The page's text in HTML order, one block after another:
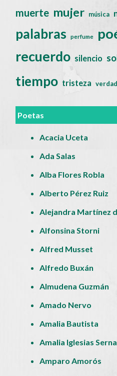
muerte mujer música
palabras perfume
recuerdo silencio
tiempo tristeza verdad
Poetas
Acacia Uceta
Ada Salas
Alba Flores Robla
Alberto Pérez Ruiz
Alejandra Martínez
Alfonsina Storni
Alfred Musset
Alfredo Buxán
Almudena Guzmán
Amado Nervo
Amalia Bautista
Amalia Iglesias Serna
Amparo Amorós